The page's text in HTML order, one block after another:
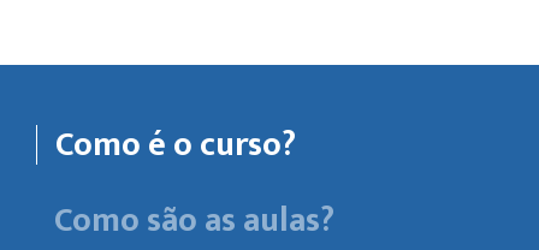
Como é o curso?
Como são as aulas?